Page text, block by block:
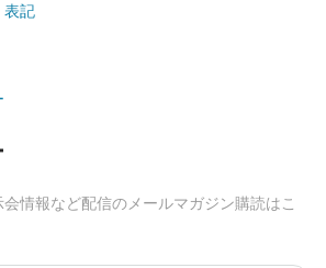
表記
情報など配信のメールマガジン購読はこ